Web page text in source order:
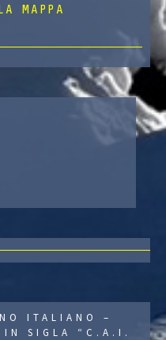
MAPPA
ITALIANO –
IN SIGLA “C.A.I.